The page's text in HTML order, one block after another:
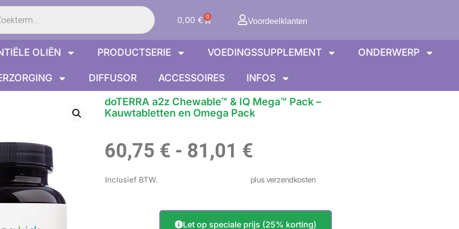
0,00 € 0
WinkelwagenVoordeelklanten
OLIËN PRODUCTSERIE VOEDINGSSUPPLEMENT ONDERWERP
DIFFUSOR ACCESSOIRES INFOS
doTERRA a2z Chewable™ & IQ Mega™ Pack –
Kauwtabletten en Omega Pack
60,75 € - 81,01 €
60,75 €
tot
Inclusief BTW. plus verzendkosten
Let op speciale prijs (25% korting)